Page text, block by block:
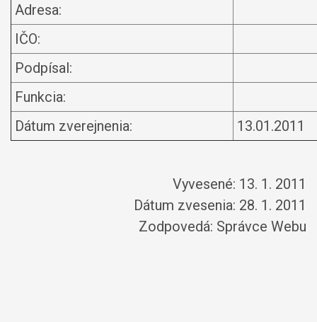
Adresa:
IČO:
Podpísal:
Funkcia:
Dátum zverejnenia:
13.01.2011
Vyvesené: 13. 1. 2011
Dátum zvesenia: 28. 1. 2011
Zodpovedá: Správce Webu